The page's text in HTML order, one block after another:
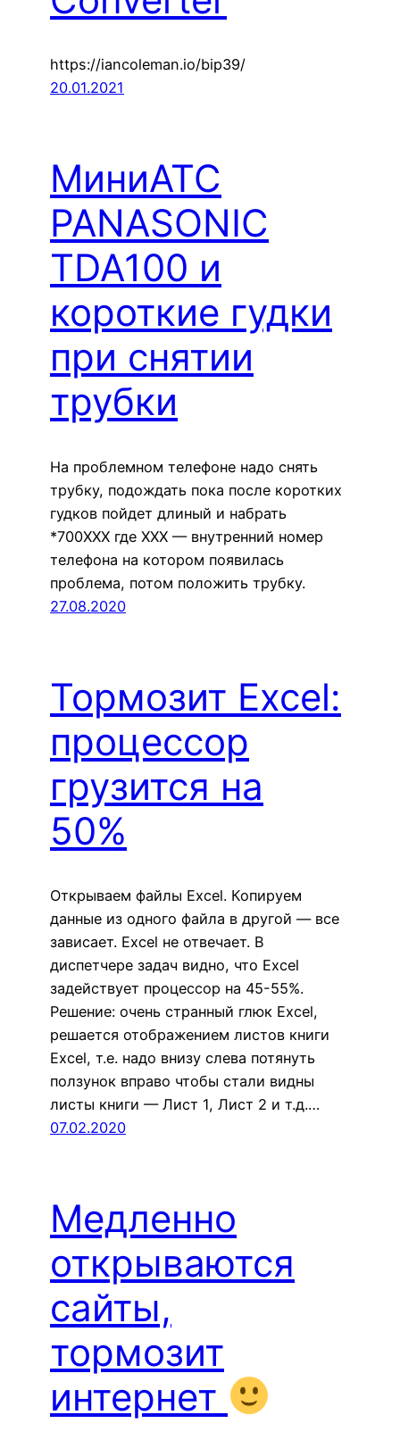
https://iancoleman.io/bip39/
20.01.2021
МиниАТС
PANASONIC
TDA100 и
короткие гудки
при снятии
трубки
На проблемном телефоне надо снять
трубку, подождать пока после коротких
гудков пойдет длиный и набрать
*700XXX где XXX — внутренний номер
телефона на котором появилась
проблема, потом положить трубку.
27.08.2020
Тормозит Excel:
процессор
грузится на
50%
Открываем файлы Excel. Копируем
данные из одного файла в другой — все
зависает. Excel не отвечает. В
диспетчере задач видно, что Excel
задействует процессор на 45-55%.
Решение: очень странный глюк Excel,
решается отображением листов книги
Excel, т.е. надо внизу слева потянуть
ползунок вправо чтобы стали видны
листы книги — Лист 1, Лист 2 и т.д.…
07.02.2020
Медленно
открываются
сайты,
тормозит
интернет